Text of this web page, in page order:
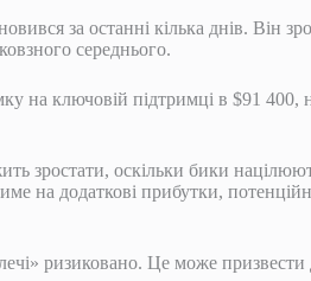
за останні кілька днів. Він
середнього.
на ключовій підтримці в $91
зростати, оскільки бики
на додаткові прибутки,
ризиковано. Це може